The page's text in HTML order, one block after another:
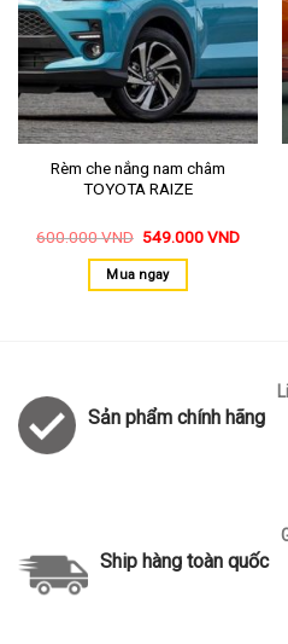
Rèm che nắng nam châm
TOYOTA RAIZE
600.000VND 549.000VND
Mua ngay
Sản phẩm chính hãng
Ship hàng toàn quốc